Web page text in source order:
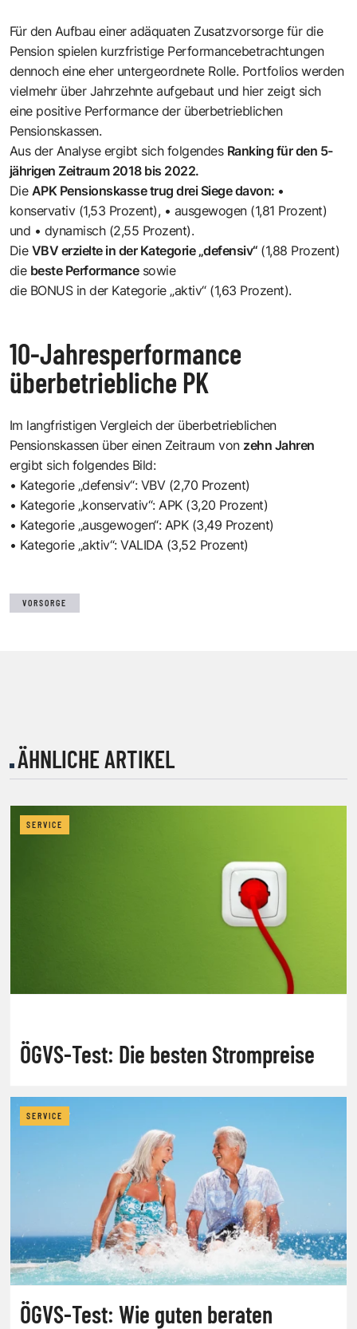
Für den Aufbau einer adäquaten Zusatzvorsorge für die
Pension spielen kurzfristige Performancebetrachtungen
dennoch eine eher untergeordnete Rolle. Portfolios werden
vielmehr über Jahrzehnte aufgebaut und hier zeigt sich
eine positive Performance der überbetrieblichen
Pensionskassen.
Aus der Analyse ergibt sich folgendes Ranking für den 5-
jährigen Zeitraum 2018 bis 2022.
Die APK Pensionskasse trug drei Siege davon: •
konservativ (1,53 Prozent), • ausgewogen (1,81 Prozent)
und • dynamisch (2,55 Prozent).
Die VBV erzielte in der Kategorie „defensiv“ (1,88 Prozent)
die beste Performancesowie
die BONUS in der Kategorie „aktiv“ (1,63 Prozent).
10-Jahresperformance
überbetriebliche PK
Im langfristigen Vergleich der überbetrieblichen
Pensionskassen über einen Zeitraum von zehn Jahren
ergibt sich folgendes Bild:
• Kategorie „defensiv“: VBV (2,70 Prozent)
• Kategorie „konservativ“: APK (3,20 Prozent)
• Kategorie „ausgewogen“: APK (3,49 Prozent)
• Kategorie „aktiv“: VALIDA (3,52 Prozent)
VORSORGE
ÄHNLICHE ARTIKEL
SERVICE
ÖGVS-Test: Die besten Strompreise
SERVICE
ÖGVS-Test: Wie guten beraten